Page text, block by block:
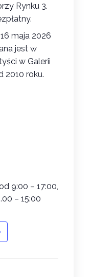
Rynku 3.
maja 2026
jest w
w Galerii
2010 roku.
9:00 – 17:00,
– 15:00